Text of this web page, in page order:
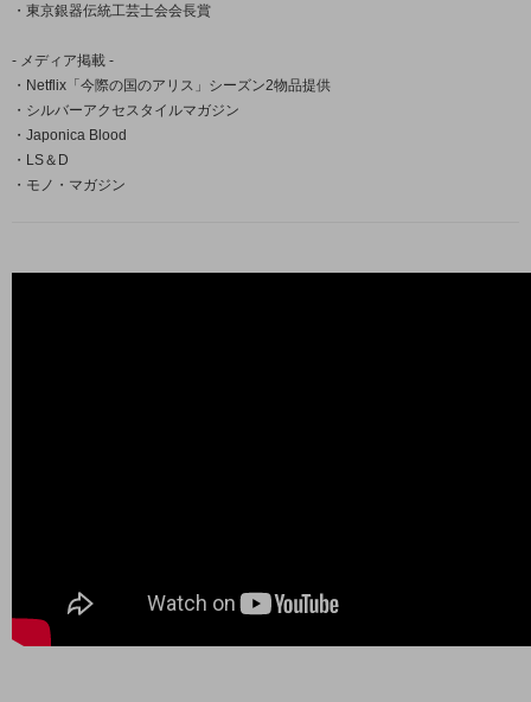
・東京銀器伝統工芸士会会長賞
- メディア掲載 -
・Netflix「今際の国のアリス」シーズン2物品提供
・シルバーアクセスタイルマガジン
・Japonica Blood
・LS＆D
・モノ・マガジン